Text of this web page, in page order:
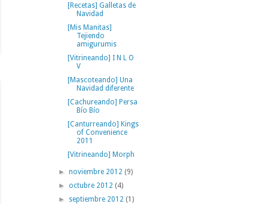
[Recetas] Galletas de
Navidad
[Mis Manitas]
Tejiendo
amigurumis
[Vitrineando] I N L O
V
[Mascoteando] Una
Navidad diferente
[Cachureando] Persa
Bío Bío
[Canturreando] Kings
of Convenience
2011
[Vitrineando] Morph
►noviembre 2012 (9)
► octubre 2012 (4)
► septiembre 2012 (1)